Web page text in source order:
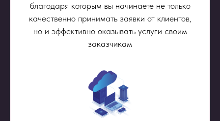
благодаря которым вы начинаете не только
качественно принимать заявки от клиентов,
но и эффективно оказывать услуги своим
заказчикам